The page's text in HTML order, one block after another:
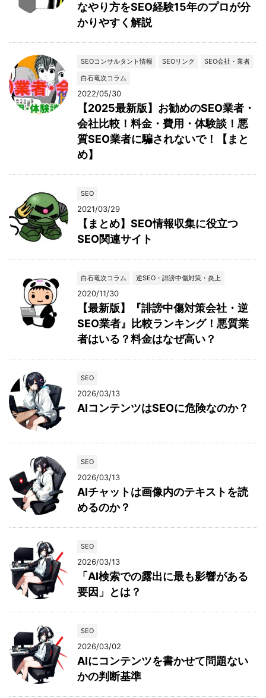
なやり方をSEO経験15年のプロが分
かりやすく解説
SEOコンサルタント情報 SEOリンク
SEO会社・業者
白石竜次コラム
2022/05/30
【2025最新版】お勧めのSEO業者・
会社比較！料金・費用・体験談！悪
質SEO業者に騙されないで！【まと
め】
SEO
2021/03/29
【まとめ】SEO情報収集に役立つ
SEO関連サイト
白石竜次コラム 逆SEO・誹謗中傷対策・炎上
2020/11/30
【最新版】『誹謗中傷対策会社・逆
SEO業者』比較ランキング！悪質業
者はいる？料金はなぜ高い？
SEO
2026/03/13
AIコンテンツはSEOに危険なのか？
SEO
2026/03/13
AIチャットは画像内のテキストを読
めるのか？
SEO
2026/03/13
「AI検索での露出に最も影響がある
要因」とは？
SEO
2026/03/02
AIにコンテンツを書かせて問題ない
かの判断基準